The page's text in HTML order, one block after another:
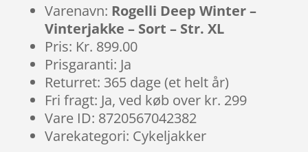
Varenavn: Rogelli Deep Winter –
Vinterjakke – Sort – Str. XL
Pris: Kr. 899.00
Prisgaranti: Ja
Returret: 365 dage (et helt år)
Fri fragt: Ja, ved køb over kr. 299
Vare ID: 8720567042382
Varekategori: Cykeljakker